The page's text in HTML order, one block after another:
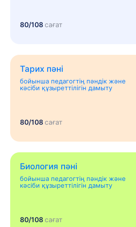
80/108сағат
Тарих пәні
бойынша педагогтің пәндік және
кәсіби құзыреттілігін дамыту
80/108сағат
Биология пәні
бойынша педагогтің пәндік және
кәсіби құзыреттілігін дамыту
80/108сағат